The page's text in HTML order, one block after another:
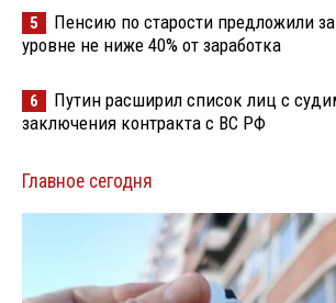
5
Пенсию по старости предложили
уровне не ниже 40% от заработка
6
Путин расширил список лиц с
заключения контракта с ВС РФ
Главное сегодня